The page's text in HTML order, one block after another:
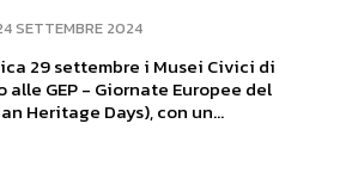
SETTEMBRE 2024
29 settembre i Musei Civici di
GEP - Giornate Europee del
Heritage Days), con un...